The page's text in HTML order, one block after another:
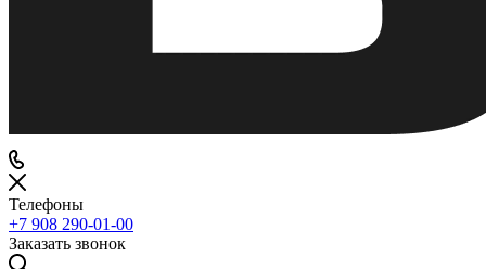
Телефоны
+7 908 290-01-00
Заказать звонок